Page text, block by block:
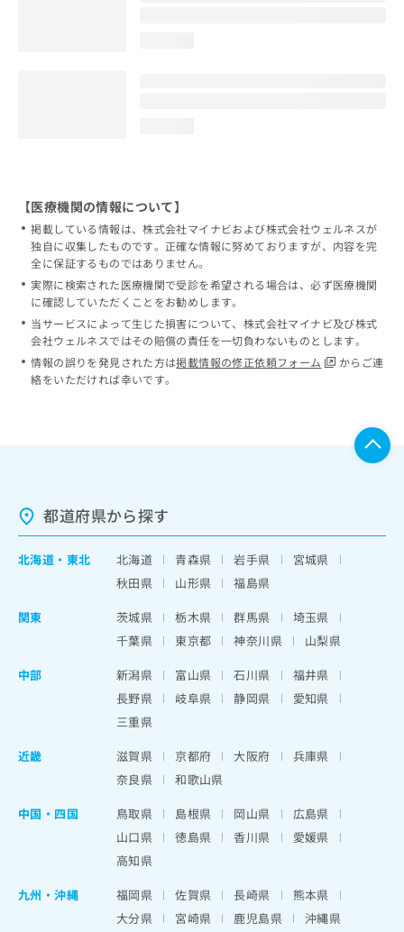
【医療機関の情報について】
掲載している情報は、株式会社マイナビおよび株式会社ウェルネスが
独自に収集したものです。正確な情報に努めておりますが、内容を完
全に保証するものではありません。
実際に検索された医療機関で受診を希望される場合は、必ず医療機関
に確認していただくことをお勧めします。
当サービスによって生じた損害について、株式会社マイナビ及び株式
会社ウェルネスではその賠償の責任を一切負わないものとします。
情報の誤りを発見された方は掲載情報の修正依頼フォーム
からご連
絡をいただければ幸いです。
都道府県から探す
北海道 ・ 東北 北海道 青森県 岩手県
宮城県
秋田県
山形県
福島県
関東
茨城県 栃木県 群馬県
埼玉県
千葉県
東京都 神奈川県
山梨県
中部
新潟県 富山県 石川県
福井県
長野県
岐阜県 静岡県
愛知県
三重県
近畿
滋賀県 京都府 大阪府
兵庫県
奈良県
和歌山県
中国・四国
鳥取県 島根県 岡山県
広島県
山口県
徳島県 香川県
愛媛県
高知県
九州・沖縄
福岡県 佐賀県 長崎県
熊本県
大分県
宮崎県 鹿児島県 沖縄県